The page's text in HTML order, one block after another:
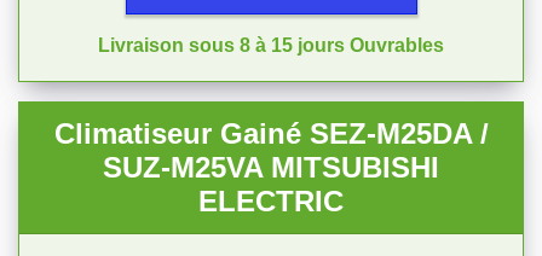
Livraison sous 8 à 15 jours Ouvrables
Climatiseur Gainé SEZ-M25DA /
SUZ-M25VA MITSUBISHI
ELECTRIC